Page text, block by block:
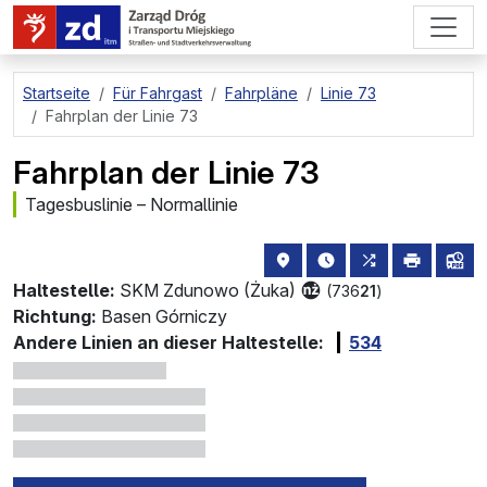
zum Hauptinhalt springen
Startseite Für Fahrgast Fahrpläne
Linie 73
Fahrplan der Linie 73
Fahrplan der Linie 73
Tagesbuslinie – Normallinie
Haltestelle: SKM Zdunowo (Żuka) (73621)
Haltestellenstandort auf
die nächsten
alle Linien,
drucken
Richtung: Basen Górniczy
Andere Linien an dieser Haltestelle:
534